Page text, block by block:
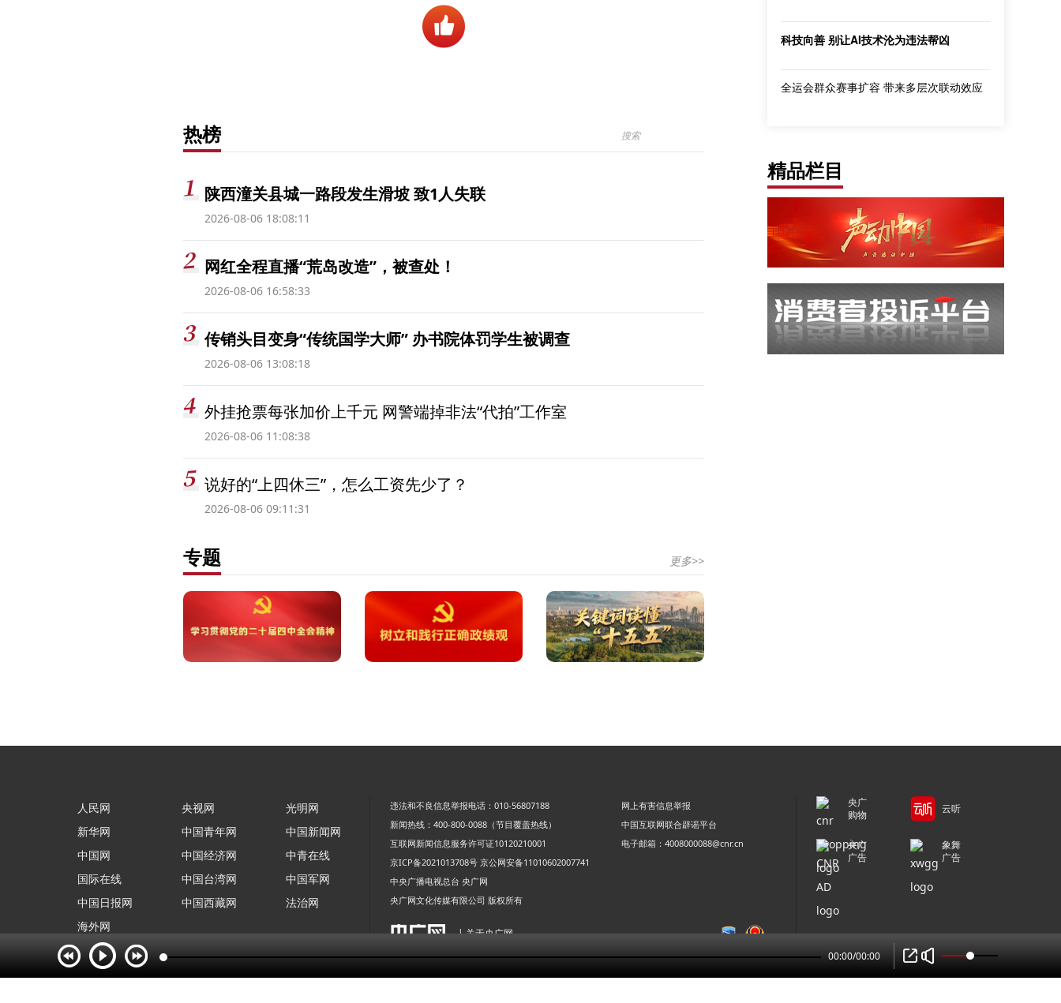
热榜
陕西潼关县城一路段发生滑坡 致1人失联
2026-08-06 18:08:11
网红全程直播“荒岛改造”，被查处！
2026-08-06 16:58:33
传销头目变身“传统国学大师” 办书院体罚学生被调查
2026-08-06 13:08:18
外挂抢票每张加价上千元 网警端掉非法“代拍”工作室
2026-08-06 11:08:38
说好的“上四休三”，怎么工资先少了？
2026-08-06 09:11:31
专题 更多>>
科技向善 别让AI技术沦为违法帮凶
全运会群众赛事扩容 带来多层次联动效应
精品栏目
人民网
新华网
中国网
国际在线
中国日报网
海外网
央视网
中国青年网
中国经济网
中国台湾网
中国西藏网
光明网
中国新闻网
中青在线
中国军网
法治网
违法和不良信息举报电话：010-56807188
网上有害信息举报
新闻热线：400-800-0088（节目覆盖热线）
中国互联网联合辟谣平台
互联网新闻信息服务许可证10120210001
电子邮箱：4008000088@cnr.cn
京ICP备2021013708号 京公网安备11010602007741
中央广播电视总台 央广网
央广网文化传媒有限公司 版权所有
| 关于央广网
央广
购物
云听
央广
广告
象舞
广告
00:00/00:00